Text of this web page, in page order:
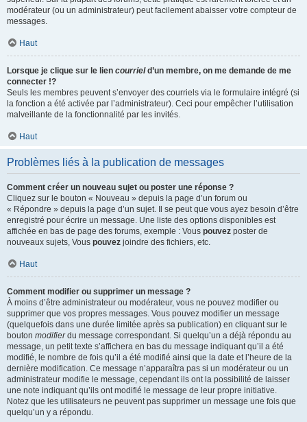
modérateur (ou un administrateur) peut facilement abaisser votre compteur de
messages.
Haut
Lorsque je clique sur le lien courrield’un membre, on me demande de me
connecter !?
Seuls les membres peuvent s’envoyer des courriels via le formulaire intégré (si
la fonction a été activée par l’administrateur). Ceci pour empêcher l’utilisation
malveillante de la fonctionnalité par les invités.
Haut
Problèmes liés à la publication de messages
Comment créer un nouveau sujet ou poster une réponse ?
Cliquez sur le bouton « Nouveau » depuis la page d’un forum ou
« Répondre » depuis la page d’un sujet. Il se peut que vous ayez besoin d’être
enregistré pour écrire un message. Une liste des options disponibles est
affichée en bas de page des forums, exemple : Vous pouvez poster de
nouveaux sujets, Vous pouvez joindre des fichiers, etc.
Haut
Comment modifier ou supprimer un message ?
À moins d’être administrateur ou modérateur, vous ne pouvez modifier ou
supprimer que vos propres messages. Vous pouvez modifier un message
(quelquefois dans une durée limitée après sa publication) en cliquant sur le
bouton modifierdu message correspondant. Si quelqu’un a déjà répondu au
message, un petit texte s’affichera en bas du message indiquant qu’il a été
modifié, le nombre de fois qu’il a été modifié ainsi que la date et l’heure de la
dernière modification. Ce message n’apparaîtra pas si un modérateur ou un
administrateur modifie le message, cependant ils ont la possibilité de laisser
une note indiquant qu’ils ont modifié le message de leur propre initiative.
Notez que les utilisateurs ne peuvent pas supprimer un message une fois que
quelqu’un y a répondu.